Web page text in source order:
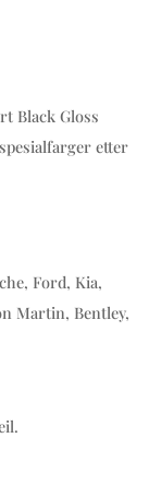
Black Gloss
etter
Ford, Kia,
Martin, Bentley,